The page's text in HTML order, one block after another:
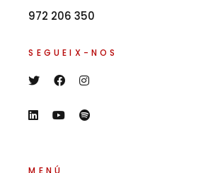
972 206 350
SEGUEIX-NOS
MENÚ